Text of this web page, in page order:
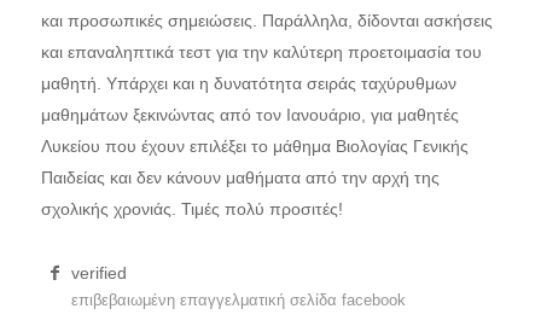
και προσωπικές σημειώσεις. Παράλληλα, δίδονται ασκήσεις
και επαναληπτικά τεστ για την καλύτερη προετοιμασία του
μαθητή. Υπάρχει και η δυνατότητα σειράς ταχύρυθμων
μαθημάτων ξεκινώντας από τον Ιανουάριο, για μαθητές
Λυκείου που έχουν επιλέξει το μάθημα Βιολογίας Γενικής
Παιδείας και δεν κάνουν μαθήματα από την αρχή της
σχολικής χρονιάς. Τιμές πολύ προσιτές!
verified
επιβεβαιωμένη επαγγελματική σελίδα facebook